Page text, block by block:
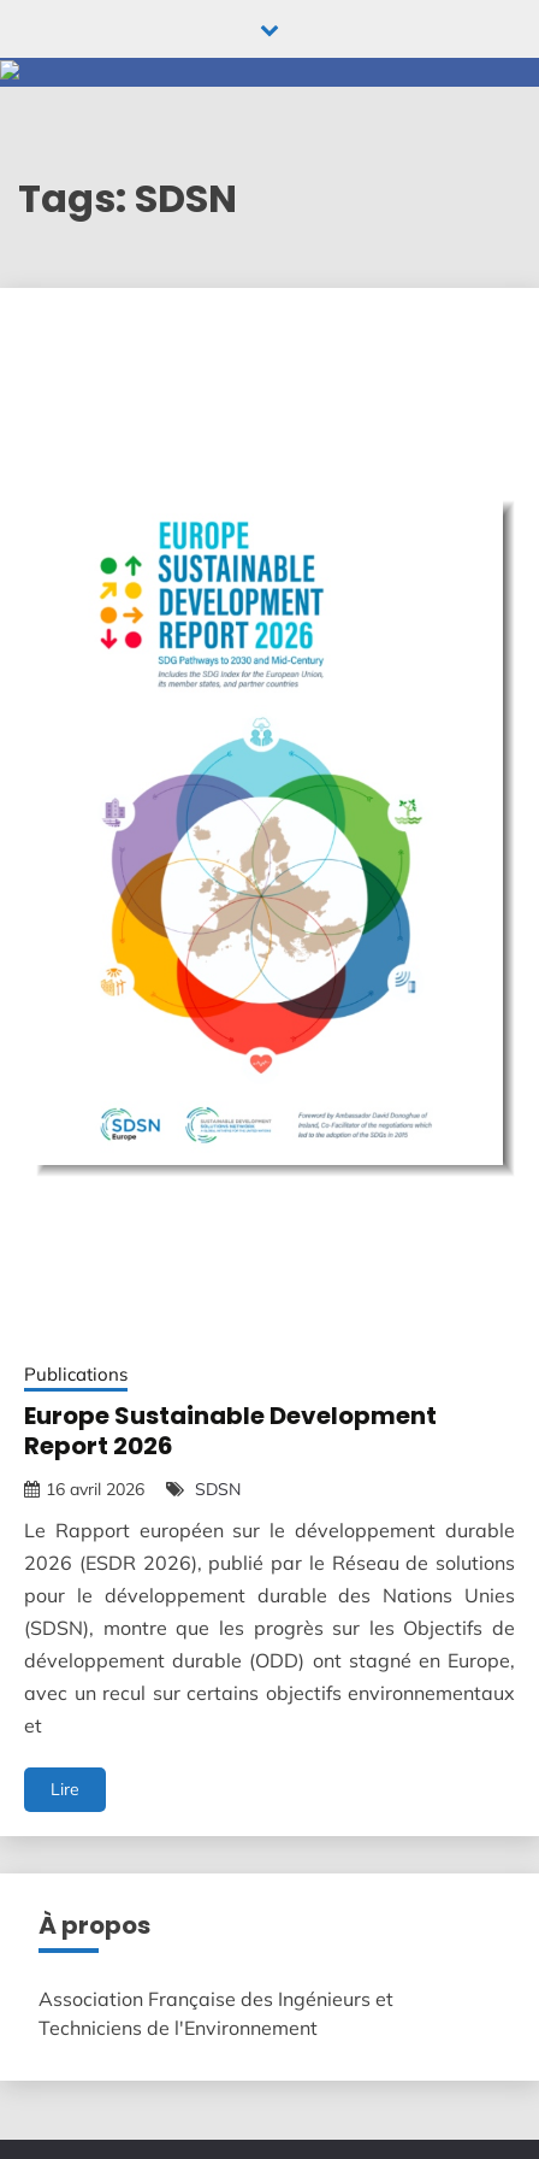
content
Tags: SDSN
Publications
Europe Sustainable Development
Report 2026
16 avril 2026 SDSN
Le Rapport européen sur le développement durable
2026 (ESDR 2026), publié par le Réseau de solutions
pour le développement durable des Nations Unies
(SDSN), montre que les progrès sur les Objectifs de
développement durable (ODD) ont stagné en Europe,
avec un recul sur certains objectifs environnementaux
et
Lire
Sustainable
Development
À propos
Association Française des Ingénieurs et
Techniciens de l'Environnement